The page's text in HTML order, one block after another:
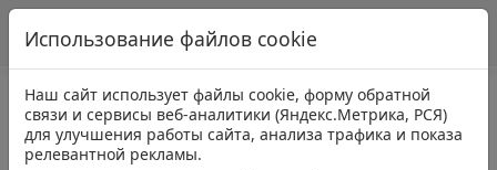
Использование файлов cookie
Наш сайт использует файлы cookie, форму обратной
связи и сервисы веб-аналитики (Яндекс.Метрика, РСЯ)
для улучшения работы сайта, анализа трафика и показа
релевантной рекламы.